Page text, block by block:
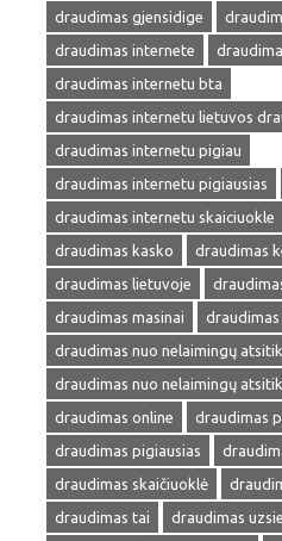
draudimas gjensidige
draudimas internete
draudimas internetu bta
draudimas internetu lietuvos
draudimas internetu pigiau
draudimas internetu pigiausias
draudimas internetu skaiciuokle
draudimas kasko
draudimas
draudimas lietuvoje
draudimas masinai
draudimas
draudimas nuo nelaimingų
draudimas nuo nelaimingų
draudimas online
draudimas
draudimas pigiausias
draudimas skaičiuoklė
draudimas tai
draudimas